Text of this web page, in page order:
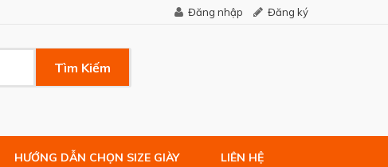
Đăng nhập Đăng ký
Tìm Kiếm
HƯỚNG DẪN CHỌN SIZE GIÀY LIÊN HỆ